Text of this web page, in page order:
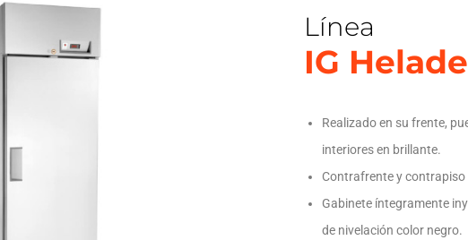
Línea
IG
Realizado en su frente,
interiores en brillante.
Contrafrente y contrapiso
Gabinete íntegramente
de nivelación color negro.